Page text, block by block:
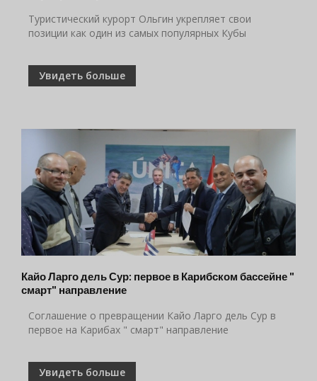
Туристический курорт Ольгин укрепляет свои
позиции как один из самых популярных Кубы
Увидеть больше
Кайо Ларго дель Сур: первое в Карибском бассейне "
смарт" направление
Соглашение о превращении Кайо Ларго дель Сур в
первое на Карибах " смарт" направление
Увидеть больше